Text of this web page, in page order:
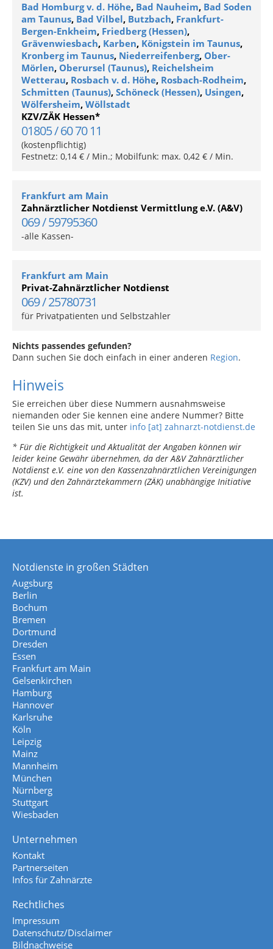
Bad Homburg v. d. Höhe, Bad Nauheim, Bad Soden
am Taunus, Bad Vilbel, Butzbach, Frankfurt-
Bergen-Enkheim, Friedberg (Hessen),
Grävenwiesbach, Karben, Königstein im Taunus,
Kronberg im Taunus, Niederreifenberg, Ober-
Mörlen, Oberursel (Taunus), Reichelsheim
Wetterau, Rosbach v. d. Höhe, Rosbach-Rodheim,
Schmitten (Taunus), Schöneck (Hessen), Usingen,
Wölfersheim, Wöllstadt
KZV/ZÄK Hessen*
01805 / 60 70 11
(kostenpflichtig)
Festnetz: 0,14 € / Min.; Mobilfunk: max. 0,42 € / Min.
Frankfurt am Main
Zahnärztlicher Notdienst Vermittlung e.V. (A&V)
069 / 59795360
-alle Kassen-
Frankfurt am Main
Privat-Zahnärztlicher Notdienst
069 / 25780731
für Privatpatienten und Selbstzahler
Nichts passendes gefunden?
Dann suchen Sie doch einfach in einer anderen Region.
Hinweis
Sie erreichen über diese Nummern ausnahmsweise
niemanden oder Sie kennen eine andere Nummer? Bitte
teilen Sie uns das mit, unter info [at] zahnarzt-notdienst.de
* Für die Richtigkeit und Aktualität der Angaben können wir
leider keine Gewähr übernehmen, da der A&V Zahnärztlicher
Notdienst e.V. eine von den Kassenzahnärztlichen Vereinigungen
(KZV) und den Zahnärztekammern (ZÄK) unabhängige Initiative
ist.
Notdienste in großen Städten
Augsburg
Berlin
Bochum
Bremen
Dortmund
Dresden
Essen
Frankfurt am Main
Gelsenkirchen
Hamburg
Hannover
Karlsruhe
Köln
Leipzig
Mainz
Mannheim
München
Nürnberg
Stuttgart
Wiesbaden
Unternehmen
Kontakt
Partnerseiten
Infos für Zahnärzte
Rechtliches
Impressum
Datenschutz/Disclaimer
Bildnachweise